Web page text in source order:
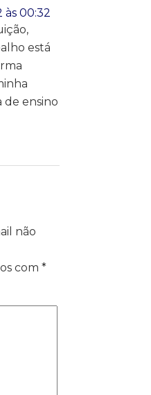
às 00:32
está
de ensino
não
com *